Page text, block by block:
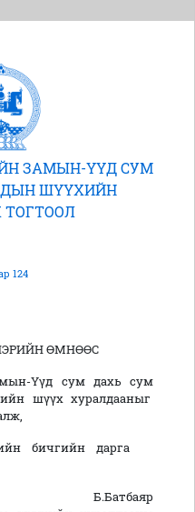
ЗАМЫН-ҮҮД СУМ
ШҮҮХИЙН
124
ӨМНӨӨС
Үүд сум дахь сум
шүүх хуралдааныг
бичгийн дарга
Б.Батбаяр